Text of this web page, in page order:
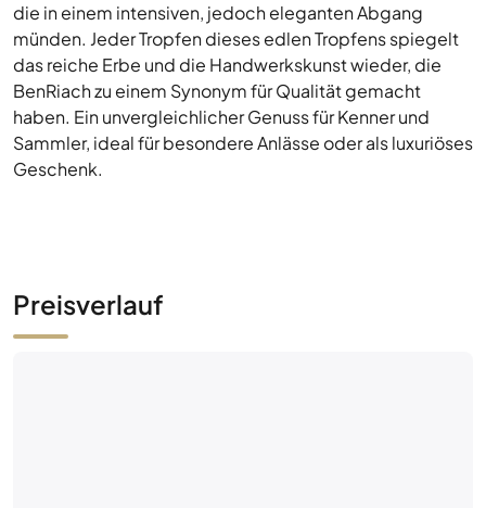
die in einem intensiven, jedoch eleganten Abgang
münden. Jeder Tropfen dieses edlen Tropfens spiegelt
das reiche Erbe und die Handwerkskunst wieder, die
BenRiach zu einem Synonym für Qualität gemacht
haben. Ein unvergleichlicher Genuss für Kenner und
Sammler, ideal für besondere Anlässe oder als luxuriöses
Geschenk.
Preisverlauf